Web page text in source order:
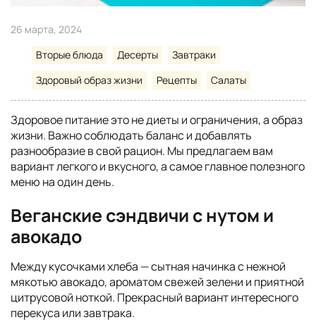
26 марта, 2024
Вторые блюда
Десерты
Завтраки
Здоровый образ жизни
Рецепты Салаты
Здоровое питание это не диеты и ограничения, а образ
жизни. Важно соблюдать баланс и добавлять
разнообразие в свой рацион. Мы предлагаем вам
вариант легкого и вкусного, а самое главное полезного
меню на один день.
Веганские сэндвичи с нутом и
авокадо
Между кусочками хлеба — сытная начинка с нежной
мякотью авокадо, ароматом свежей зелени и приятной
цитрусовой ноткой. Прекрасный вариант интересного
перекуса или завтрака.